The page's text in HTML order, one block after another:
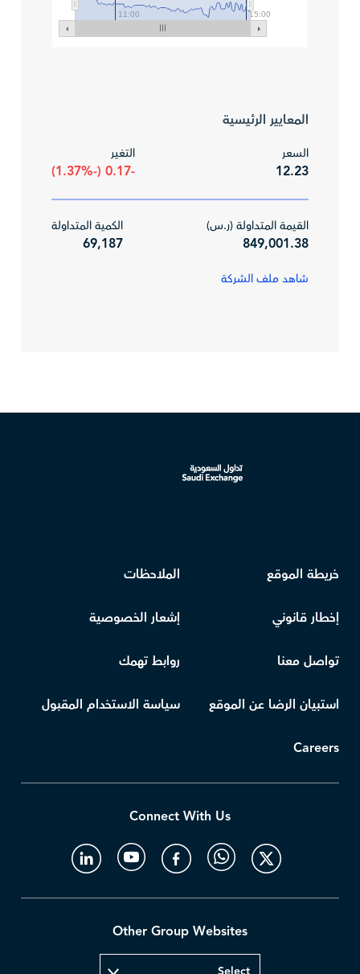
11:00 15:00
المعايير الرئيسية
السعر
12.23
التغير
-0.17 (-1.37%)
القيمة المتداولة (ر.س)
849,001.38
الكمية المتداولة
69,187
شاهد ملف الشركة
خريطة الموقع الملاحظات
إخطار قانوني إشعار الخصوصية
تواصل معنا روابط تهمك
استبيان الرضا عن الموقع سياسة الاستخدام المقبول
Careers
Connect With Us
Other Group Websites